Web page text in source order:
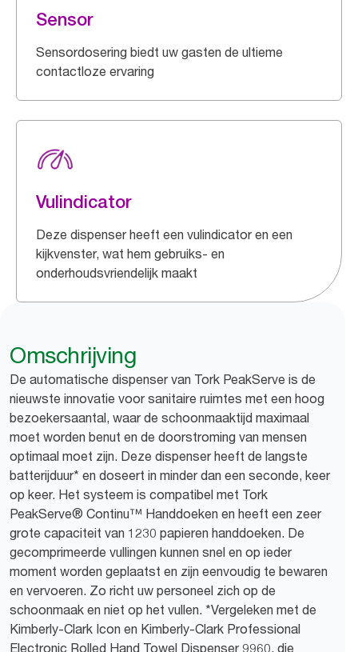
Sensor
Sensordosering biedt uw gasten de ultieme
contactloze ervaring
Vulindicator
Deze dispenser heeft een vulindicator en een
kijkvenster, wat hem gebruiks- en
onderhoudsvriendelijk maakt
Omschrijving
De automatische dispenser van Tork PeakServe is de
nieuwste innovatie voor sanitaire ruimtes met een hoog
bezoekersaantal, waar de schoonmaaktijd maximaal
moet worden benut en de doorstroming van mensen
optimaal moet zijn. Deze dispenser heeft de langste
batterijduur* en doseert in minder dan een seconde, keer
op keer. Het systeem is compatibel met Tork
PeakServe® Continu™ Handdoeken en heeft een zeer
grote capaciteit van 1230 papieren handdoeken. De
gecomprimeerde vullingen kunnen snel en op ieder
moment worden geplaatst en zijn eenvoudig te bewaren
en vervoeren. Zo richt uw personeel zich op de
schoonmaak en niet op het vullen. *Vergeleken met de
Kimberly-Clark Icon en Kimberly-Clark Professional
Electronic Rolled Hand Towel Dispenser 9960, die